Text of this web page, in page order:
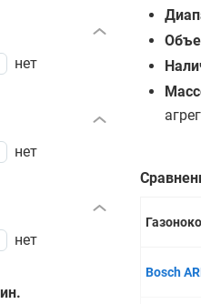
нет
нет
нет
Bosch